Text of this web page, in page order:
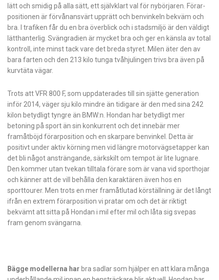
lätt och smidig på alla sätt, ett självklart val för nybörjaren. Förar-
positionen är förvånansvärt upprätt och benvinkeln bekväm och
bra. I trafiken får du en bra överblick och i stadsmiljö är den väldigt
lätthanterlig. Svängradien är mycket bra och ger en känsla av total
kontroll, inte minst tack vare det breda styret. Milen äter den av
bara farten och den 213 kilo tunga tvåhjulingen trivs bra även på
kurvtäta vägar.
Trots att VFR 800 F, som uppdaterades till sin sjätte generation
inför 2014, väger sju kilo mindre än tidigare är den med sina 242
kilon betydligt tyngre än BMW:n. Hondan har betydligt mer
betoning på sport än sin konkurrent och det innebär mer
framåtböjd förarposition och en skarpare benvinkel. Detta är
positivt under aktiv körning men vid längre motorvägsetapper kan
det bli något ansträngande, särkskilt om tempot är lite lugnare.
Den kommer utan tvekan tilltala förare som är vana vid sporthojar
och känner att de vill behålla den karaktären även hos en
sporttourer. Men trots en mer framåtlutad körställning är det långt
ifrån en extrem förarposition vi pratar om och det är riktigt
bekvämt att sitta på Hondan i mil efter mil och låta sig svepas
fram genom svängarna.
Bägge modellerna har bra sadlar som hjälper en att klara många